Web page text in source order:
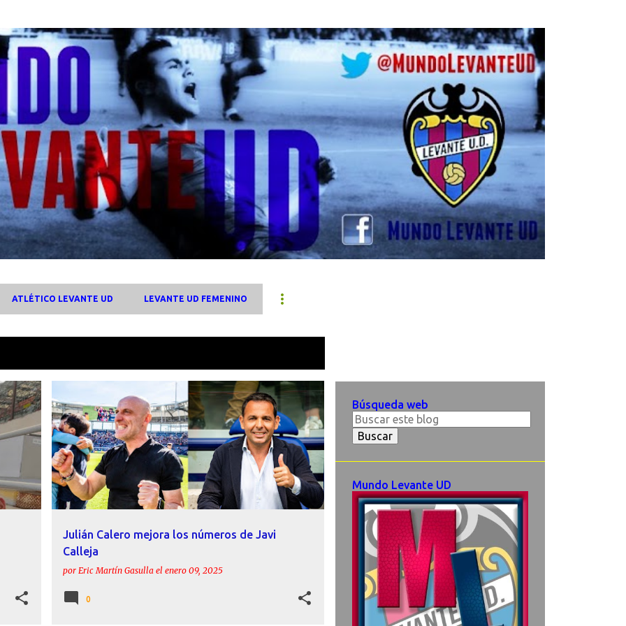
ATLÉTICO LEVANTE UD LEVANTE UD FEMENINO
Julián Calero mejora los números de Javi
Calleja
por Eric Martín Gasulla el enero 09, 2025
CALLEJA ESTADÍSTICAS INFORME JULIÁN CALERO
+
LEVANTE UD
0
Búsqueda web
Mundo Levante UD